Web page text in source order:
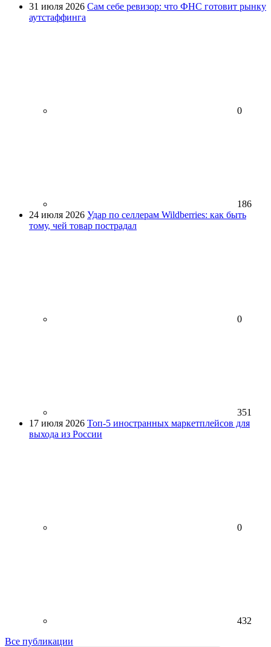
31 июля 2026 Сам себе ревизор: что ФНС готовит рынку
аутстаффинга
0
186
24 июля 2026 Удар по селлерам Wildberries: как быть
тому, чей товар пострадал
0
351
17 июля 2026 Топ-5 иностранных маркетплейсов для
выхода из России
0
432
Все публикации